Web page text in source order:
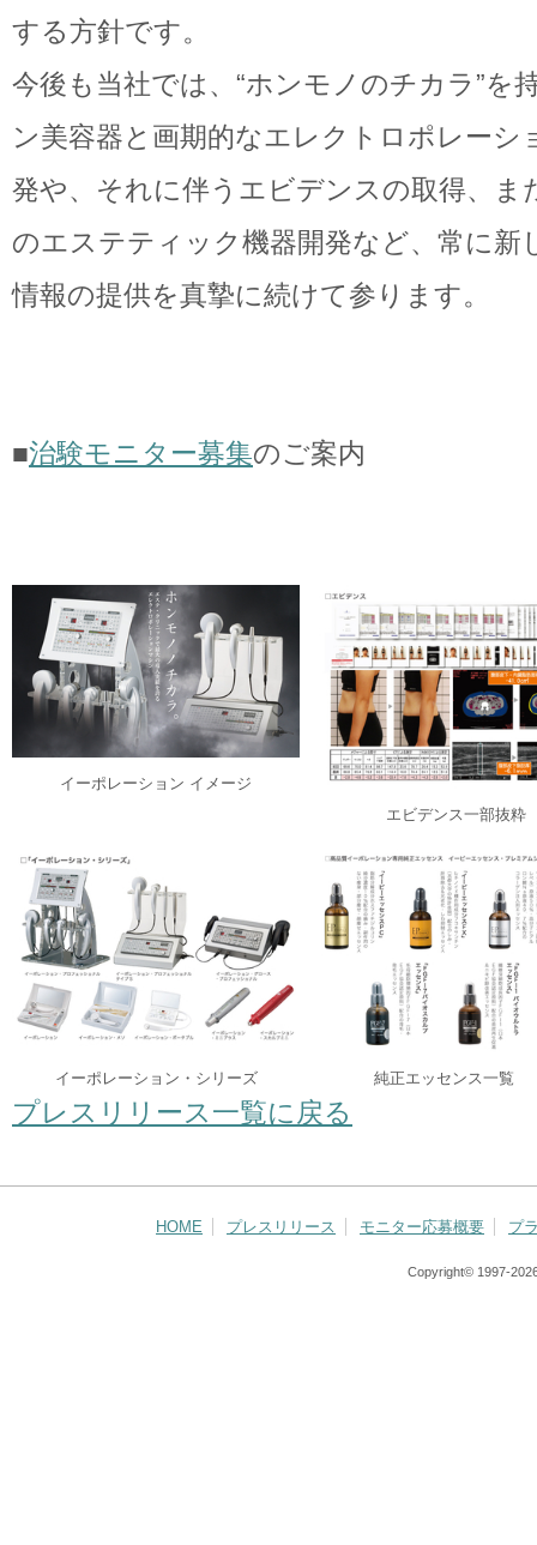
する方針です。
今後も当社では、“ホンモノのチカラ”を
ン美容器と画期的なエレクトロポレーシ
発や、それに伴うエビデンスの取得、ま
のエステティック機器開発など、常に新
情報の提供を真摯に続けて参ります。
■治験モニター募集のご案内
イーポレーション イメージ
エビデンス一部抜粋
イーポレーション・シリーズ 純正エッセンス一覧
プレスリリース一覧に戻る
HOME プレスリリース モニター応募概要 プ
Copyright© 1997-